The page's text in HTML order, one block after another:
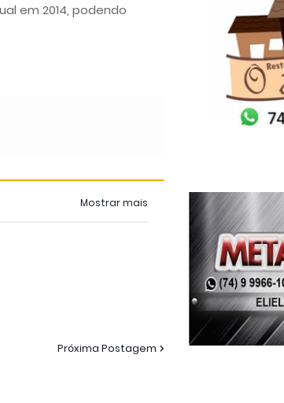
em 2014, podendo
Mostrar mais
Próxima Postagem